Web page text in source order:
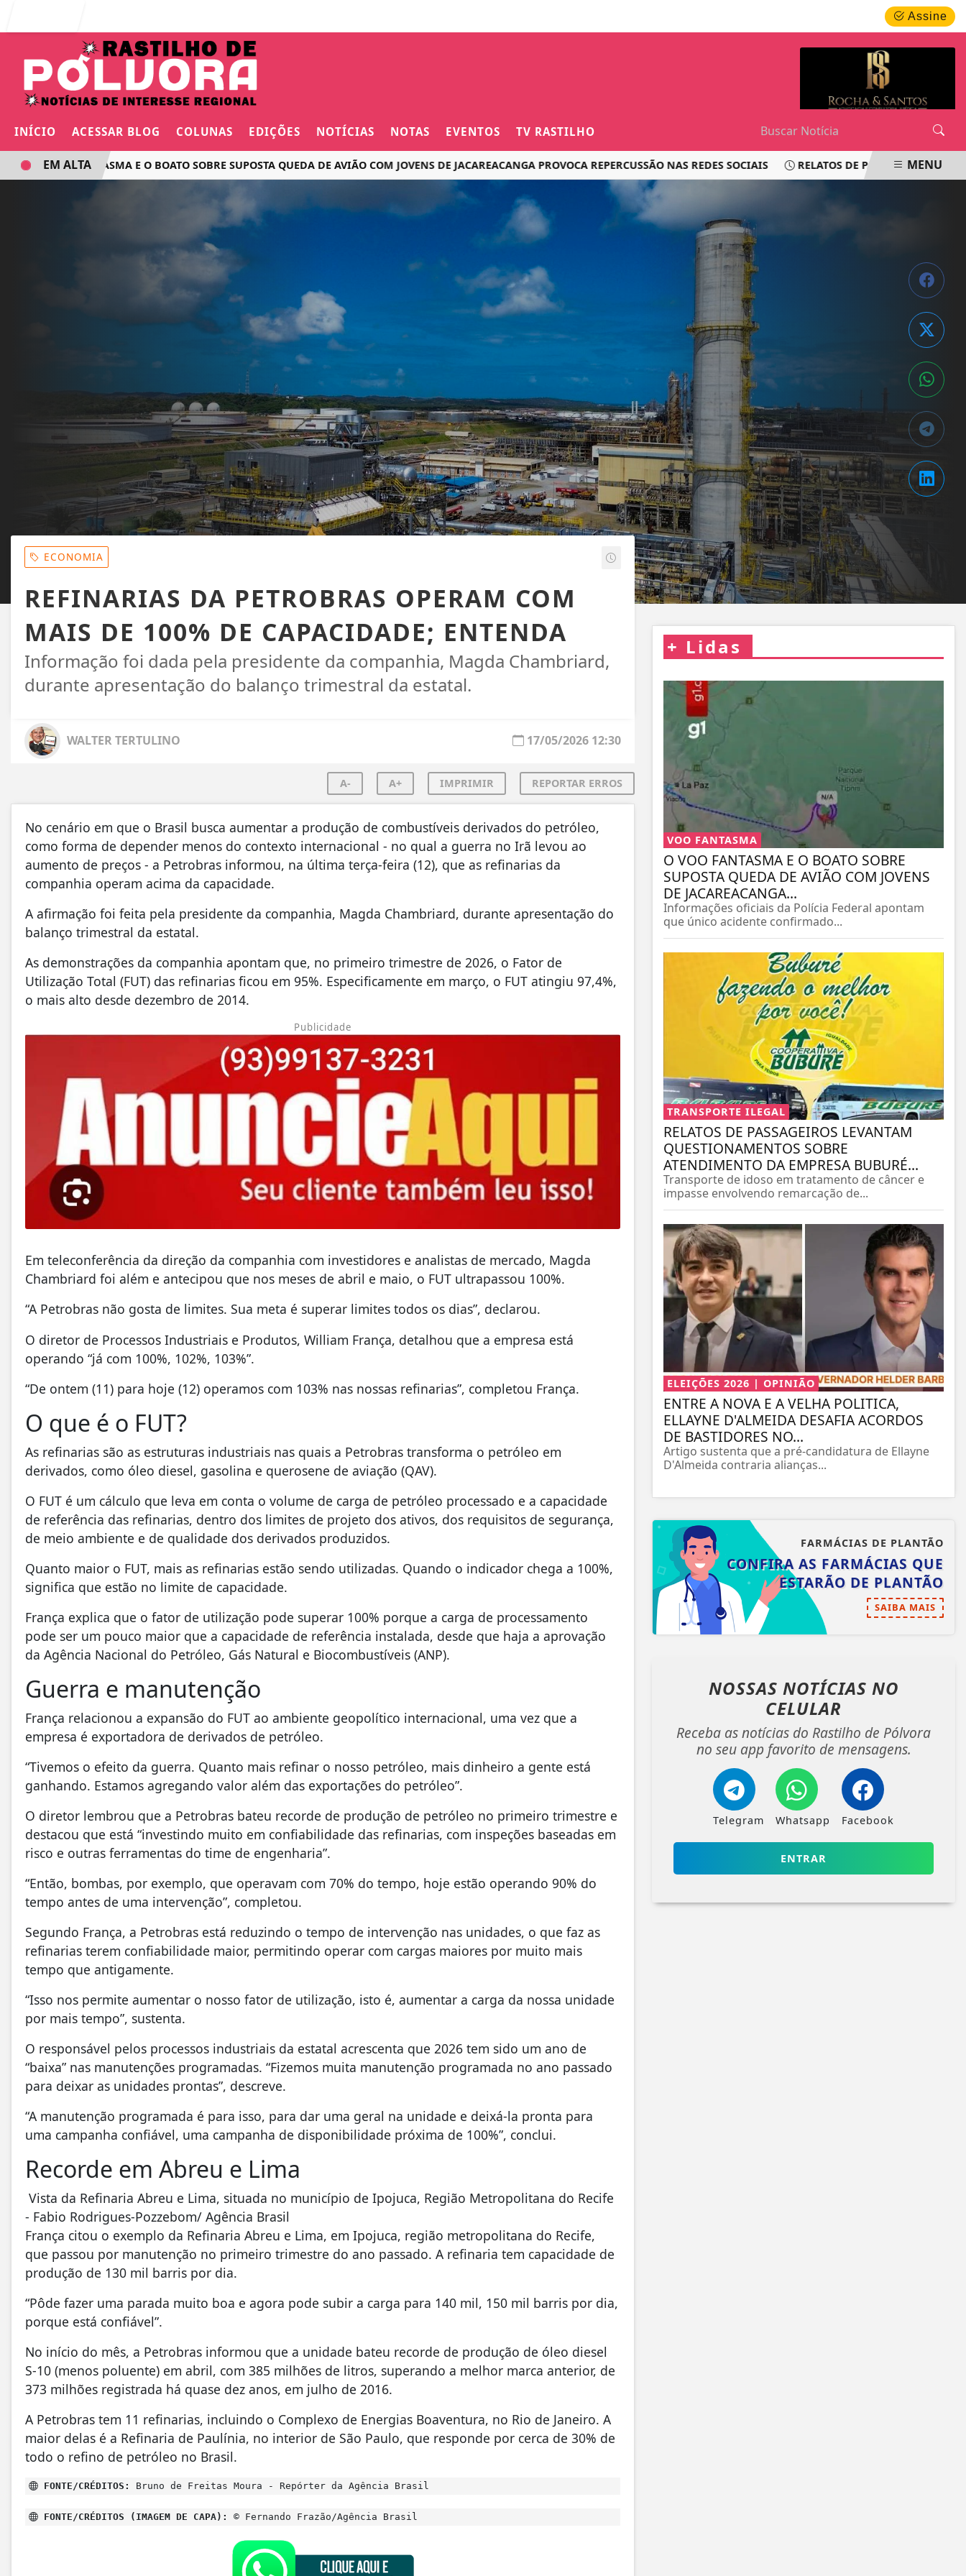
Assine
INÍCIO ACESSAR BLOG COLUNAS EDIÇÕES NOTÍCIAS NOTAS EVENTOS TV RASTILHO
O VOO FANTASMA E O BOATO SOBRE SUPOSTA QUEDA DE AVIÃO COM JOVENS DE JACAREACANGA PROVOCA REPERCUSSÃO NAS REDES SOCIAIS RELATOS DE PASSAGEIROS LEVANTAM
EM ALTA MENU
ECONOMIA
REFINARIAS DA PETROBRAS OPERAM COM
MAIS DE 100% DE CAPACIDADE; ENTENDA
Informação foi dada pela presidente da companhia, Magda Chambriard,
durante apresentação do balanço trimestral da estatal.
WALTER TERTULINO 17/05/2026 12:30
A- A+ IMPRIMIR REPORTAR ERROS
No cenário em que o Brasil busca aumentar a produção de combustíveis derivados do petróleo,
como forma de depender menos do contexto internacional - no qual a guerra no Irã levou ao
aumento de preços - a Petrobras informou, na última terça-feira (12), que as refinarias da
companhia operam acima da capacidade.
A afirmação foi feita pela presidente da companhia, Magda Chambriard, durante apresentação do
balanço trimestral da estatal.
As demonstrações da companhia apontam que, no primeiro trimestre de 2026, o Fator de
Utilização Total (FUT) das refinarias ficou em 95%. Especificamente em março, o FUT atingiu 97,4%,
o mais alto desde dezembro de 2014.
Publicidade
Em teleconferência da direção da companhia com investidores e analistas de mercado, Magda
Chambriard foi além e antecipou que nos meses de abril e maio, o FUT ultrapassou 100%.
“A Petrobras não gosta de limites. Sua meta é superar limites todos os dias”, declarou.
O diretor de Processos Industriais e Produtos, William França, detalhou que a empresa está
operando “já com 100%, 102%, 103%”.
“De ontem (11) para hoje (12) operamos com 103% nas nossas refinarias”, completou França.
O que é o FUT?
As refinarias são as estruturas industriais nas quais a Petrobras transforma o petróleo em
derivados, como óleo diesel, gasolina e querosene de aviação (QAV).
O FUT é um cálculo que leva em conta o volume de carga de petróleo processado e a capacidade
de referência das refinarias, dentro dos limites de projeto dos ativos, dos requisitos de segurança,
de meio ambiente e de qualidade dos derivados produzidos.
Quanto maior o FUT, mais as refinarias estão sendo utilizadas. Quando o indicador chega a 100%,
significa que estão no limite de capacidade.
França explica que o fator de utilização pode superar 100% porque a carga de processamento
pode ser um pouco maior que a capacidade de referência instalada, desde que haja a aprovação
da Agência Nacional do Petróleo, Gás Natural e Biocombustíveis (ANP).
Guerra e manutenção
França relacionou a expansão do FUT ao ambiente geopolítico internacional, uma vez que a
empresa é exportadora de derivados de petróleo.
“Tivemos o efeito da guerra. Quanto mais refinar o nosso petróleo, mais dinheiro a gente está
ganhando. Estamos agregando valor além das exportações do petróleo”.
O diretor lembrou que a Petrobras bateu recorde de produção de petróleo no primeiro trimestre e
destacou que está “investindo muito em confiabilidade das refinarias, com inspeções baseadas em
risco e outras ferramentas do time de engenharia”.
“Então, bombas, por exemplo, que operavam com 70% do tempo, hoje estão operando 90% do
tempo antes de uma intervenção”, completou.
Segundo França, a Petrobras está reduzindo o tempo de intervenção nas unidades, o que faz as
refinarias terem confiabilidade maior, permitindo operar com cargas maiores por muito mais
tempo que antigamente.
“Isso nos permite aumentar o nosso fator de utilização, isto é, aumentar a carga da nossa unidade
por mais tempo”, sustenta.
O responsável pelos processos industriais da estatal acrescenta que 2026 tem sido um ano de
“baixa” nas manutenções programadas. “Fizemos muita manutenção programada no ano passado
para deixar as unidades prontas”, descreve.
“A manutenção programada é para isso, para dar uma geral na unidade e deixá-la pronta para
uma campanha confiável, uma campanha de disponibilidade próxima de 100%”, conclui.
Recorde em Abreu e Lima
Vista da Refinaria Abreu e Lima, situada no município de Ipojuca, Região Metropolitana do Recife
- Fabio Rodrigues-Pozzebom/ Agência Brasil
França citou o exemplo da Refinaria Abreu e Lima, em Ipojuca, região metropolitana do Recife,
que passou por manutenção no primeiro trimestre do ano passado. A refinaria tem capacidade de
produção de 130 mil barris por dia.
“Pôde fazer uma parada muito boa e agora pode subir a carga para 140 mil, 150 mil barris por dia,
porque está confiável”.
No início do mês, a Petrobras informou que a unidade bateu recorde de produção de óleo diesel
S-10 (menos poluente) em abril, com 385 milhões de litros, superando a melhor marca anterior, de
373 milhões registrada há quase dez anos, em julho de 2016.
A Petrobras tem 11 refinarias, incluindo o Complexo de Energias Boaventura, no Rio de Janeiro. A
maior delas é a Refinaria de Paulínia, no interior de São Paulo, que responde por cerca de 30% de
todo o refino de petróleo no Brasil.
FONTE/CRÉDITOS: Bruno de Freitas Moura - Repórter da Agência Brasil
FONTE/CRÉDITOS (IMAGEM DE CAPA): © Fernando Frazão/Agência Brasil
+ Lidas
VOO FANTASMA
O VOO FANTASMA E O BOATO SOBRE
SUPOSTA QUEDA DE AVIÃO COM JOVENS
DE JACAREACANGA...
Informações oficiais da Polícia Federal apontam
que único acidente confirmado...
TRANSPORTE ILEGAL
RELATOS DE PASSAGEIROS LEVANTAM
QUESTIONAMENTOS SOBRE
ATENDIMENTO DA EMPRESA BUBURÉ...
Transporte de idoso em tratamento de câncer e
impasse envolvendo remarcação de...
ELEIÇÕES 2026 | OPINIÃO
ENTRE A NOVA E A VELHA POLITICA,
ELLAYNE D'ALMEIDA DESAFIA ACORDOS
DE BASTIDORES NO...
Artigo sustenta que a pré-candidatura de Ellayne
D'Almeida contraria alianças...
FARMÁCIAS DE PLANTÃO
CONFIRA AS FARMÁCIAS QUE
ESTARÃO DE PLANTÃO
SAIBA MAIS
NOSSAS NOTÍCIAS NO
CELULAR
Receba as notícias do Rastilho de Pólvora
no seu app favorito de mensagens.
Telegram Whatsapp Facebook
ENTRAR